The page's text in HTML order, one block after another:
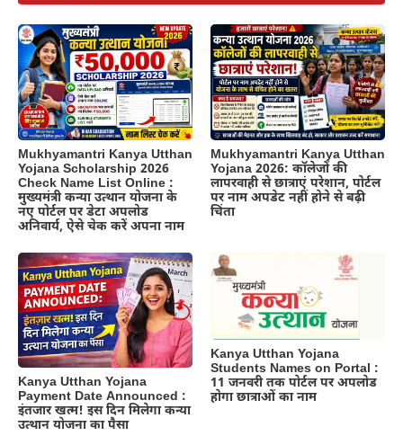
Mukhyamantri Kanya Utthan
Yojana Scholarship 2026
Check Name List Online :
मुख्यमंत्री कन्या उत्थान योजना के
नए पोर्टल पर डेटा अपलोड
अनिवार्य, ऐसे चेक करें अपना नाम
Mukhyamantri Kanya Utthan
Yojana 2026: कॉलेजों की
लापरवाही से छात्राएं परेशान, पोर्टल
पर नाम अपडेट नहीं होने से बढ़ी
चिंता
Kanya Utthan Yojana
Payment Date Announced :
इंतजार खत्म! इस दिन मिलेगा कन्या
उत्थान योजना का पैसा
Kanya Utthan Yojana
Students Names on Portal :
11 जनवरी तक पोर्टल पर अपलोड
होगा छात्राओं का नाम